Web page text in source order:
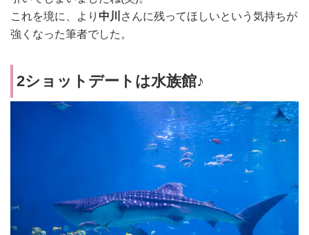
これを境に、より 中川
さんに残ってほしいという気持ちが
強くなった筆者でした。
2ショットデートは水族館♪